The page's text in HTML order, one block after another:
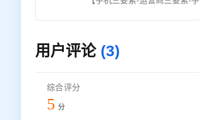
用户评论 (3)
综合评分
5 分